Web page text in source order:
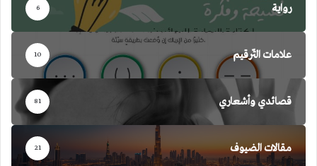
رواية 6
علامات التّرقيم 10
قصائدي وأشعاري 81
مقالات الضيوف 21